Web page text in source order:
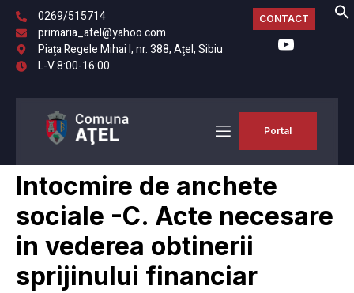
0269/515714
primaria_atel@yahoo.com
Piaţa Regele Mihai I, nr. 388, Aţel, Sibiu
L-V 8:00-16:00
CONTACT
Portal
Intocmire de anchete
sociale -C. Acte necesare
in vederea obtinerii
sprijinului financiar